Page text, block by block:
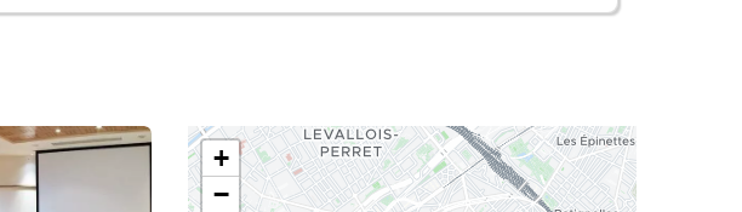
Se 25 fotos
+
−